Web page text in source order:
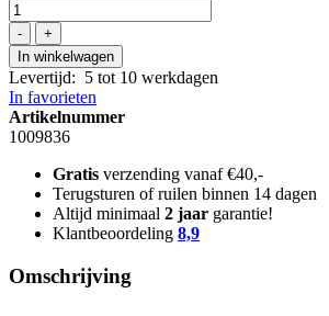
-
+
In winkelwagen
Levertijd: 5 tot 10 werkdagen
In favorieten
Artikelnummer
1009836
Gratis verzending vanaf €40,-
Terugsturen of ruilen binnen 14 dagen
Altijd minimaal 2 jaar garantie!
Klantbeoordeling 8,9
Omschrijving